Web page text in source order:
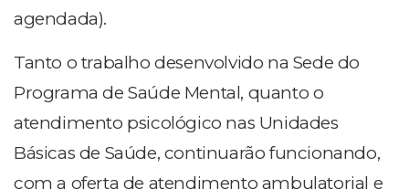
agendada).
Tanto o trabalho desenvolvido na Sede do
Programa de Saúde Mental, quanto o
atendimento psicológico nas Unidades
Básicas de Saúde, continuarão funcionando,
com a oferta de atendimento ambulatorial e